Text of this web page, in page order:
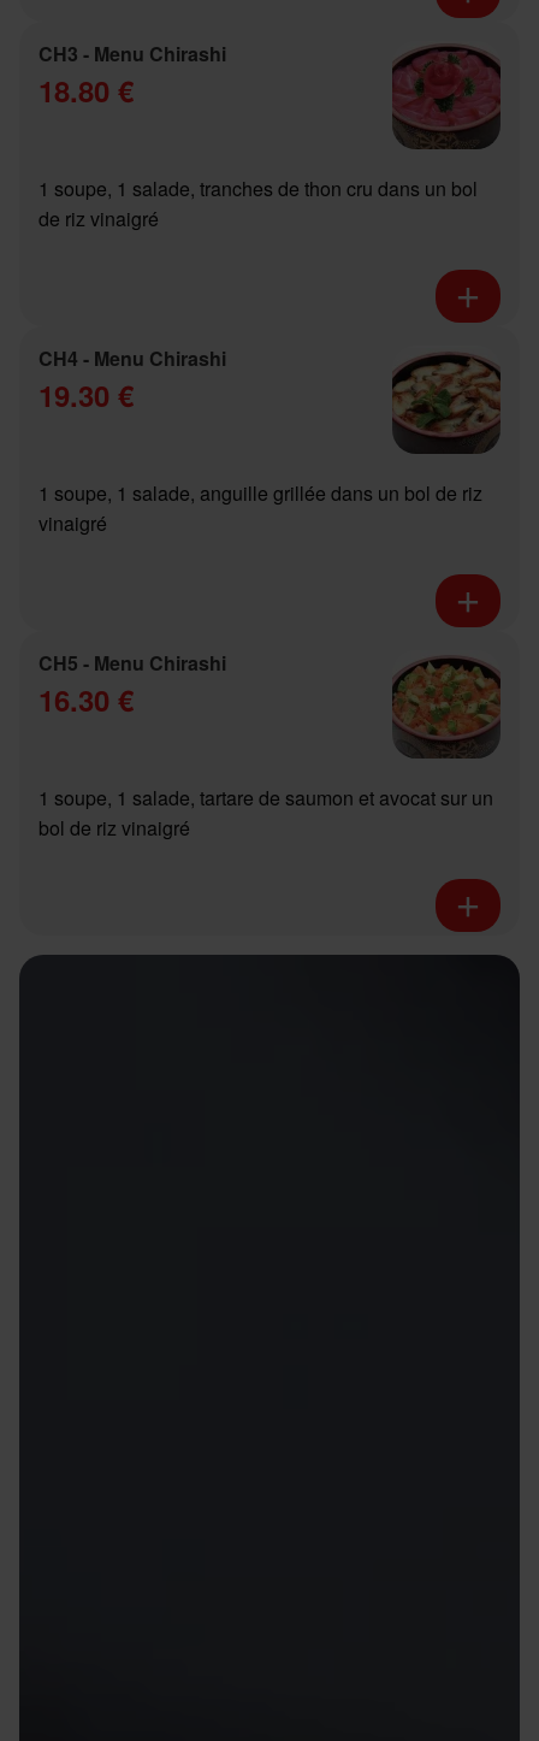
CH3 - Menu Chirashi
18.80 €
1 soupe, 1 salade, tranches de thon cru dans un bol
de riz vinaigré
CH4 - Menu Chirashi
19.30 €
1 soupe, 1 salade, anguille grillée dans un bol de riz
vinaigré
CH5 - Menu Chirashi
16.30 €
1 soupe, 1 salade, tartare de saumon et avocat sur un
bol de riz vinaigré